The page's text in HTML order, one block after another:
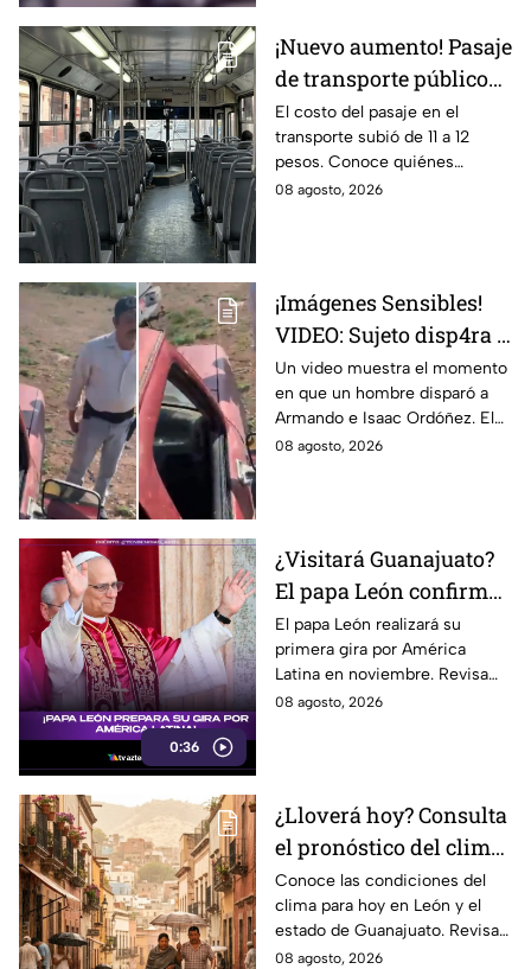
¡Nuevo aumento! Pasaje
de transporte público
sube a 12 pesos: Conoce
las excepciones
El costo del pasaje en el
transporte subió de 11 a 12
pesos. Conoce quiénes
contarán con tarifa
08 agosto, 2026
¡Imágenes Sensibles!
VIDEO: Sujeto disp4ra a
padre e hijo tras un
conflicto y queda
documentado
Un video muestra el momento
en que un hombre disparó a
Armando e Isaac Ordóñez. El
padre murió y el hijo
08 agosto, 2026
0:36
¿Visitará Guanajuato?
El papa León confirma
su primera gira por
América Latina este
2026
El papa León realizará su
primera gira por América
Latina en noviembre. Revisa
las fechas, países y ciudades
08 agosto, 2026
¿Lloverá hoy? Consulta
el pronóstico del clima
para León y el estado
de Guanajuato este
sábado
Conoce las condiciones del
clima para hoy en León y el
estado de Guanajuato. Revisa
el pronóstico de temperaturas,
08 agosto, 2026